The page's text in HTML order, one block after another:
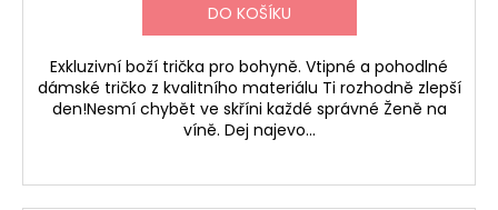
DO KOŠÍKU
Exkluzivní boží trička pro bohyně. Vtipné a pohodlné
dámské tričko z kvalitního materiálu Ti rozhodně zlepší
den!Nesmí chybět ve skříni každé správné Ženě na
víně. Dej najevo...